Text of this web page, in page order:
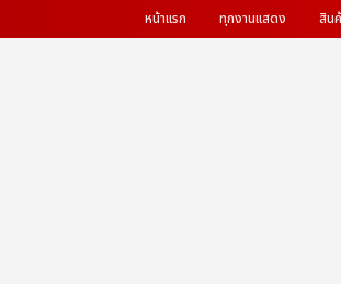
หน้าแรก ทุกงานแสดง สิน